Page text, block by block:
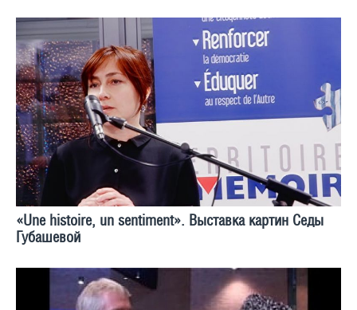
«Une histoire, un sentiment». Выставка картин Седы
Губашевой